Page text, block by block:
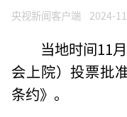
央视新闻客户端 2024-
当地时间11
会上院）投票批
条约》。